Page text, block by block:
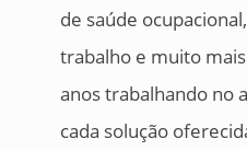
de saúde
trabalho e muito
anos trabalhando no
cada solução